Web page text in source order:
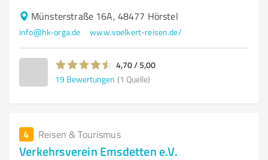
Münsterstraße 16A, 48477 Hörstel
info@hk-orga.de www.voelkert-reisen.de/
4,70 / 5,00
19 Bewertungen (1 Quelle)
4 Reisen & Tourismus
Verkehrsverein Emsdetten e.V.